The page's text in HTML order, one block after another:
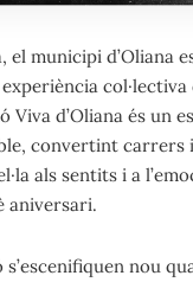
el municipi d’Oliana
Viva d’Oliana és un
convertint carrers
als sentits i a
aniversari.
nou